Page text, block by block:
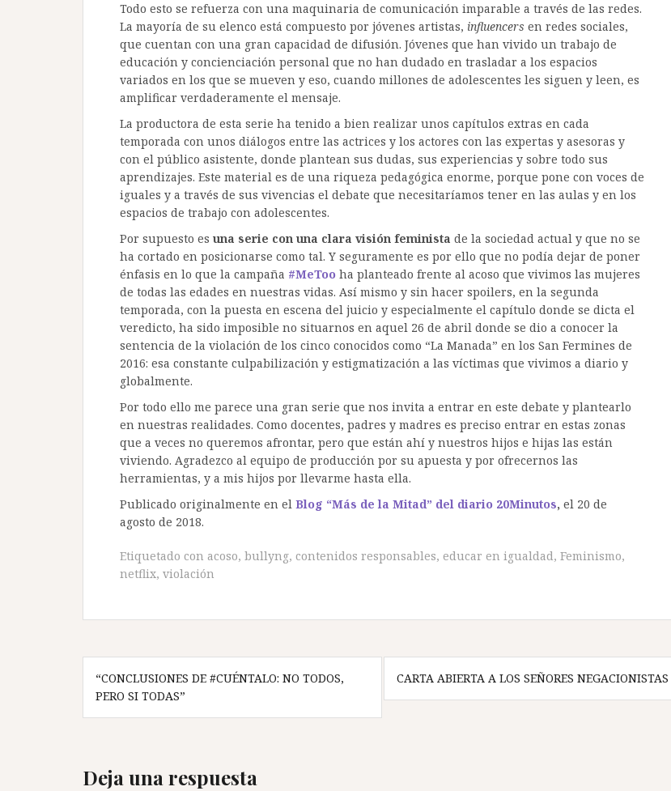
Todo esto se refuerza con una maquinaria de comunicación imparable a través de las redes.
La mayoría de su elenco está compuesto por jóvenes artistas, influencers en redes sociales,
que cuentan con una gran capacidad de difusión. Jóvenes que han vivido un trabajo de
educación y concienciación personal que no han dudado en trasladar a los espacios
variados en los que se mueven y eso, cuando millones de adolescentes les siguen y leen, es
amplificar verdaderamente el mensaje.
La productora de esta serie ha tenido a bien realizar unos capítulos extras en cada
temporada con unos diálogos entre las actrices y los actores con las expertas y asesoras y
con el público asistente, donde plantean sus dudas, sus experiencias y sobre todo sus
aprendizajes. Este material es de una riqueza pedagógica enorme, porque pone con voces de
iguales y a través de sus vivencias el debate que necesitaríamos tener en las aulas y en los
espacios de trabajo con adolescentes.
Por supuesto es una serie con una clara visión feminista de la sociedad actual y que no se
ha cortado en posicionarse como tal. Y seguramente es por ello que no podía dejar de poner
énfasis en lo que la campaña #MeToo ha planteado frente al acoso que vivimos las mujeres
de todas las edades en nuestras vidas. Así mismo y sin hacer spoilers, en la segunda
temporada, con la puesta en escena del juicio y especialmente el capítulo donde se dicta el
veredicto, ha sido imposible no situarnos en aquel 26 de abril donde se dio a conocer la
sentencia de la violación de los cinco conocidos como “La Manada” en los San Fermines de
2016: esa constante culpabilización y estigmatización a las víctimas que vivimos a diario y
globalmente.
Por todo ello me parece una gran serie que nos invita a entrar en este debate y plantearlo
en nuestras realidades. Como docentes, padres y madres es preciso entrar en estas zonas
que a veces no queremos afrontar, pero que están ahí y nuestros hijos e hijas las están
viviendo. Agradezco al equipo de producción por su apuesta y por ofrecernos las
herramientas, y a mis hijos por llevarme hasta ella.
Publicado originalmente en el Blog “Más de la Mitad” del diario 20Minutos, el 20 de
agosto de 2018.
Etiquetado con acoso, bullyng, contenidos responsables, educar en igualdad, Feminismo,
netflix, violación
Navegación
de
entradas
“CONCLUSIONES DE #CUÉNTALO: NO TODOS,
PERO SI TODAS”
CARTA ABIERTA A LOS SEÑORES NEGACIONISTAS
Deja una respuesta